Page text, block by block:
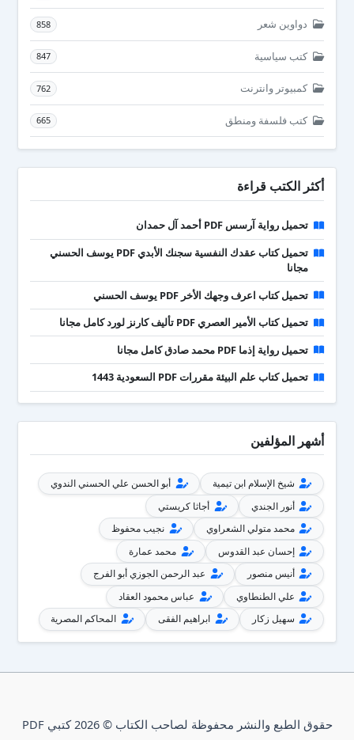
دواوين شعر 858
كتب سياسية 847
كمبيوتر وانترنت 762
كتب فلسفة ومنطق 665
أكثر الكتب قراءة
تحميل رواية آرسس PDF أحمد آل حمدان
تحميل كتاب عقدك النفسية سجنك الأبدي PDF يوسف الحسني
مجانا
تحميل كتاب اعرف وجهك الأخر PDF يوسف الحسني
تحميل كتاب الأمير العصري PDF تأليف كارنز لورد كامل مجانا
تحميل رواية إذما PDF محمد صادق كامل مجانا
تحميل كتاب علم البيئة مقررات PDF السعودية 1443
أشهر المؤلفين
شيخ الإسلام ابن تيمية
أبو الحسن علي الحسني الندوي
أنور الجندي
أجاثا كريستي
محمد متولي الشعراوي
نجيب محفوظ
إحسان عبد القدوس
محمد عمارة
أنيس منصور
عبد الرحمن الجوزي أبو الفرج
علي الطنطاوي
عباس محمود العقاد
سهيل زكار
ابراهيم الفقى المحاكم المصرية
حقوق الطبع والنشر محفوظة لصاحب الكتاب © 2026 كتبي PDF